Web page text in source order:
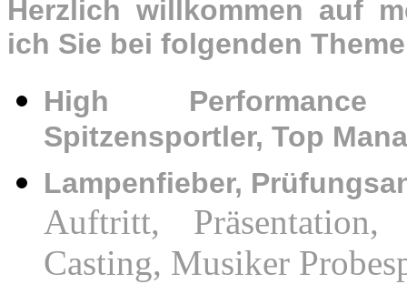
Herzlich willkommen auf
ich Sie bei folgenden
High Performance
Spitzensportler, Top
Lampenfieber,
Auftritt, Präsentation,
Casting, Musiker